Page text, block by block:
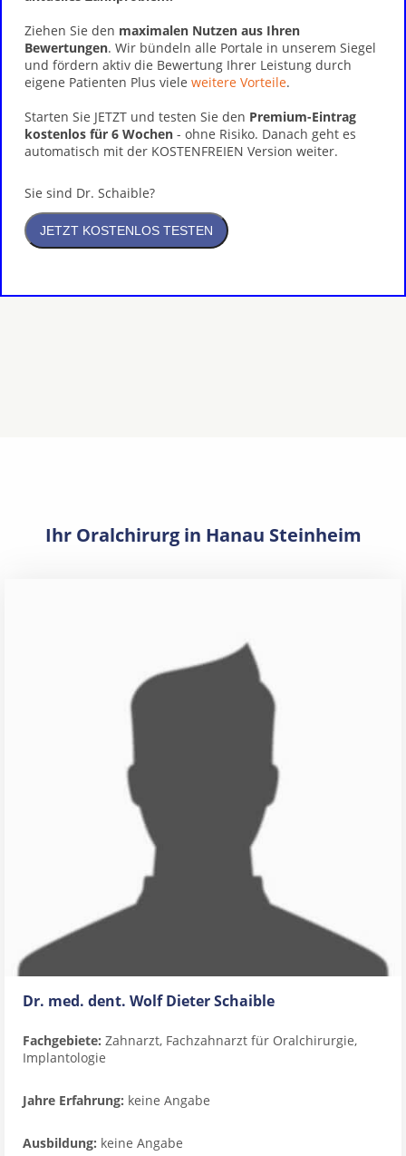
Ziehen Sie den maximalen Nutzen aus Ihren
Bewertungen. Wir bündeln alle Portale in unserem Siegel
und fördern aktiv die Bewertung Ihrer Leistung durch
eigene Patienten Plus viele weitere Vorteile.
Starten Sie JETZT und testen Sie den Premium-Eintrag
kostenlos für 6 Wochen - ohne Risiko. Danach geht es
automatisch mit der KOSTENFREIEN Version weiter.
Sie sind Dr. Schaible?
Ihr Oralchirurg in Hanau Steinheim
Dr. med. dent. Wolf Dieter Schaible
Fachgebiete: Zahnarzt, Fachzahnarzt für Oralchirurgie,
Implantologie
Jahre Erfahrung: keine Angabe
Ausbildung: keine Angabe